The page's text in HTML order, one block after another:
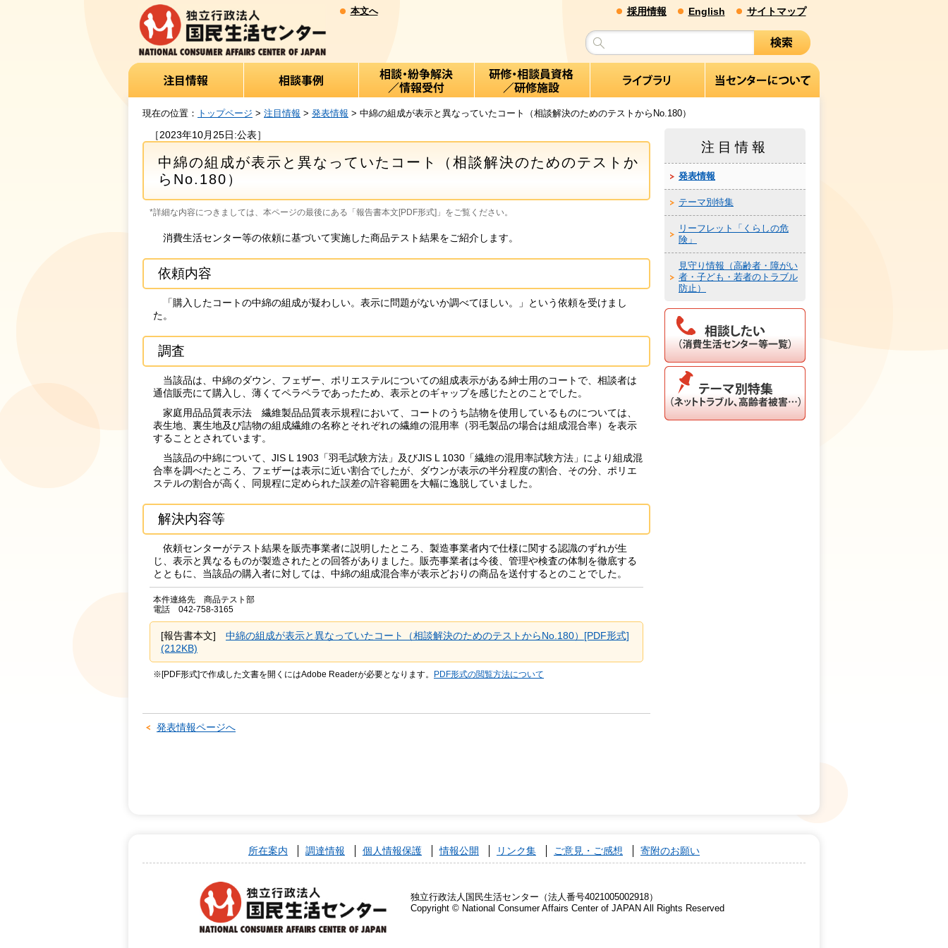
本文へ 採用情報 English サイトマップ
現在の位置： トップページ > 注目情報 > 発表情報 > 中綿の組成が表示と異なっていたコート（相談解決のためのテストからNo.180）
［2023年10月25日:公表］
中綿の組成が表示と異なっていたコート（相談解決のためのテストか
らNo.180）
*詳細な内容につきましては、本ページの最後にある「報告書本文[PDF形式]」をご覧ください。
消費生活センター等の依頼に基づいて実施した商品テスト結果をご紹介します。
依頼内容
「購入したコートの中綿の組成が疑わしい。表示に問題がないか調べてほしい。」という依頼を受けまし
た。
調査
当該品は、中綿のダウン、フェザー、ポリエステルについての組成表示がある紳士用のコートで、相談者は
通信販売にて購入し、薄くてペラペラであったため、表示とのギャップを感じたとのことでした。
家庭用品品質表示法 繊維製品品質表示規程において、コートのうち詰物を使用しているものについては、
表生地、裏生地及び詰物の組成繊維の名称とそれぞれの繊維の混用率（羽毛製品の場合は組成混合率）を表示
することとされています。
当該品の中綿について、JIS L 1903「羽毛試験方法」及びJIS L 1030「繊維の混用率試験方法」により組成混
合率を調べたところ、フェザーは表示に近い割合でしたが、ダウンが表示の半分程度の割合、その分、ポリエ
ステルの割合が高く、同規程に定められた誤差の許容範囲を大幅に逸脱していました。
解決内容等
依頼センターがテスト結果を販売事業者に説明したところ、製造事業者内で仕様に関する認識のずれが生
じ、表示と異なるものが製造されたとの回答がありました。販売事業者は今後、管理や検査の体制を徹底する
とともに、当該品の購入者に対しては、中綿の組成混合率が表示どおりの商品を送付するとのことでした。
本件連絡先 商品テスト部
電話 042-758-3165
[報告書本文] 中綿の組成が表示と異なっていたコート（相談解決のためのテストからNo.180）[PDF形式]
(212KB)
※[PDF形式]で作成した文書を開くにはAdobe Readerが必要となります。 PDF形式の閲覧方法について
発表情報ページへ
注目情報
発表情報
テーマ別特集
リーフレット「くらしの危
険」
見守り情報（高齢者・障がい
者・子ども・若者のトラブル
防止）
所在案内 調達情報 個人情報保護 情報公開 リンク集 ご意見・ご感想 寄附のお願い
独立行政法人国民生活センター（法人番号4021005002918）
Copyright © National Consumer Affairs Center of JAPAN All Rights Reserved